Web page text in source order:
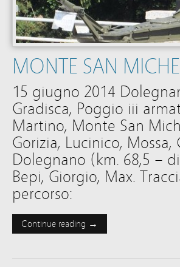
MONTE SAN
15 giugno 2014
Gradisca, Poggio iii
Martino, Monte San
Gorizia, Lucinico,
Dolegnano (km. 68,5 –
Bepi, Giorgio, Max.
percorso:
Continue reading →